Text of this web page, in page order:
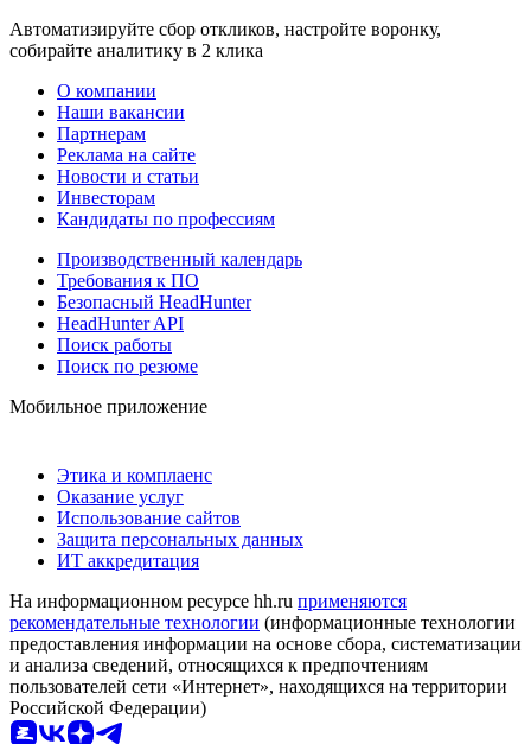
Автоматизируйте сбор откликов, настройте воронку,
собирайте аналитику в 2 клика
О компании
Наши вакансии
Партнерам
Реклама на сайте
Новости и статьи
Инвесторам
Кандидаты по профессиям
Производственный календарь
Требования к ПО
Безопасный HeadHunter
HeadHunter API
Поиск работы
Поиск по резюме
Мобильное приложение
Этика и комплаенс
Оказание услуг
Использование сайтов
Защита персональных данных
ИТ аккредитация
На информационном ресурсе hh.ru применяются
рекомендательные технологии (информационные технологии
предоставления информации на основе сбора, систематизации
и анализа сведений, относящихся к предпочтениям
пользователей сети «Интернет», находящихся на территории
Российской Федерации)